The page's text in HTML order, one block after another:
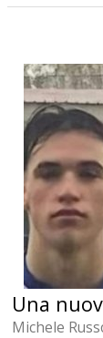
Una
Michele